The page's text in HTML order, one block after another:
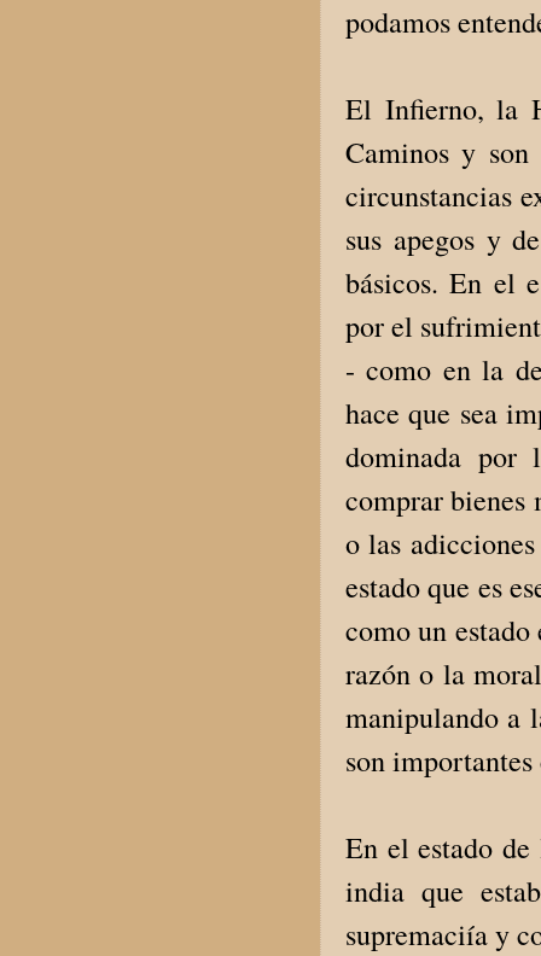
podamos
El Infierno, la
Caminos y
circunstancias
sus apegos y
básicos. En el
por el
- como en la
hace que sea
dominada por
comprar bienes
o las
estado que es
como un
razón o la
manipulando a
son
En el estado
india que
supremaciía y